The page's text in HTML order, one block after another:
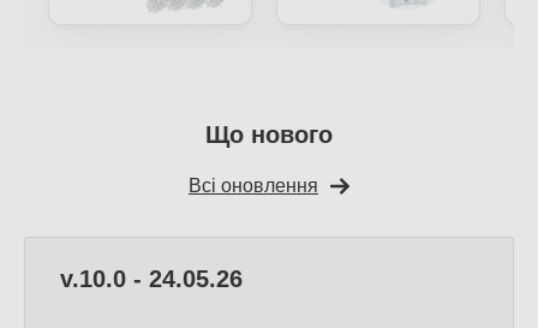
Що нового
Всі оновлення
v.10.0 - 24.05.26